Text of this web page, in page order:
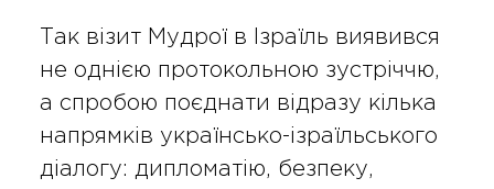
Так візит Мудрої в Ізраїль виявився
не однією протокольною зустріччю,
а спробою поєднати відразу кілька
напрямків українсько-ізраїльського
діалогу: дипломатію, безпеку,